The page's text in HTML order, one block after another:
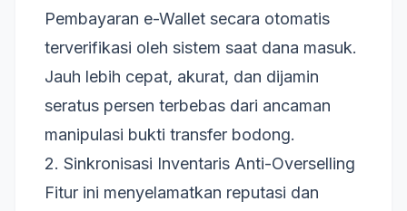
Pembayaran e-Wallet secara otomatis
terverifikasi oleh sistem saat dana masuk.
Jauh lebih cepat, akurat, dan dijamin
seratus persen terbebas dari ancaman
manipulasi bukti transfer bodong.
2. Sinkronisasi Inventaris Anti-Overselling
Fitur ini menyelamatkan reputasi dan